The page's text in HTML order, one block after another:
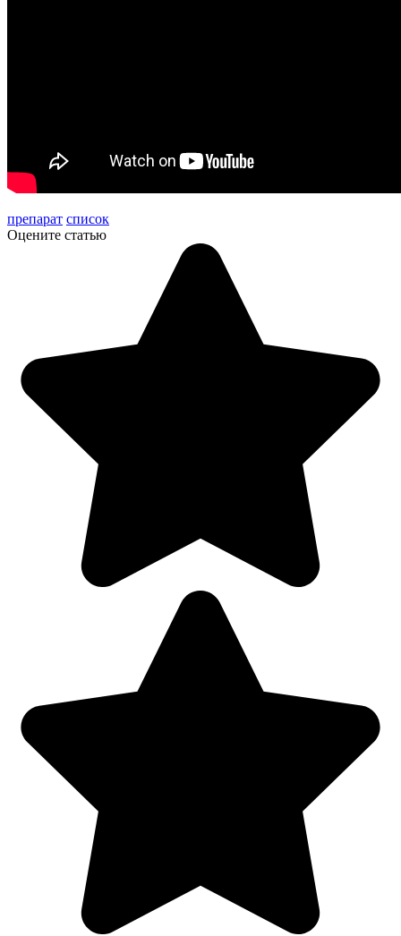
препарат список
Оцените статью